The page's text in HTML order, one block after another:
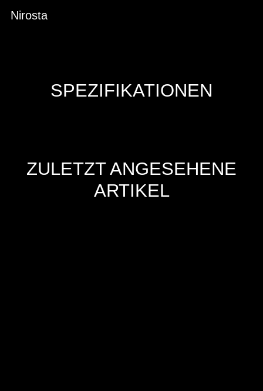
Nirosta
SPEZIFIKATIONEN
ZULETZT ANGESEHENE
ARTIKEL